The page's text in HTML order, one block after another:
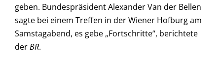
geben. Bundespräsident Alexander Van der Bellen
sagte bei einem Treffen in der Wiener Hofburg am
Samstagabend, es gebe „Fortschritte“, berichtete
derBR.